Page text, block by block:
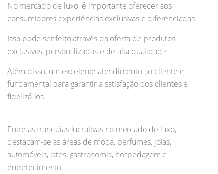
No mercado de luxo, é importante oferecer aos
consumidores experiências exclusivas e diferenciadas
Isso pode ser feito através da oferta de produtos
exclusivos, personalizados e de alta qualidade
Além disso, um excelente atendimento ao cliente é
fundamental para garantir a satisfação dos clientes e
fidelizá-los
Entre as franquias lucrativas no mercado de luxo,
destacam-se as áreas de moda, perfumes, joias,
automóveis, iates, gastronomia, hospedagem e
entretenimento